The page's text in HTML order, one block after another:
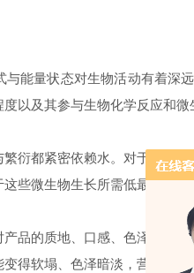
与能量状态对生物活动有着深
以及其参与生物化学反应和微
衍都紧密依赖水。对于微生
些微生物生长所需低最阈值时
品的质地、口感、色泽、营
得软塌、色泽暗淡，营养成